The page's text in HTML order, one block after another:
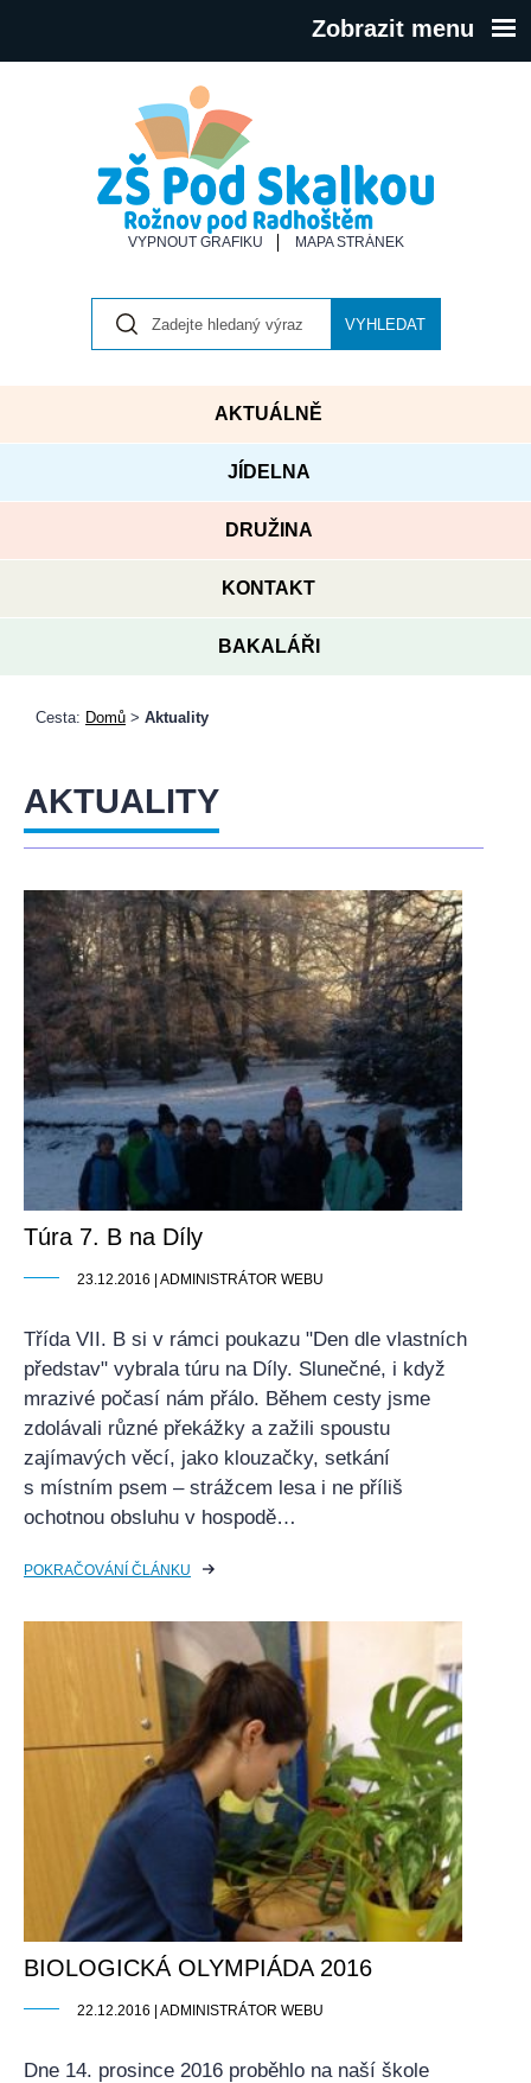
Zobrazit menu
VYPNOUT GRAFIKU MAPA STRÁNEK
VYHLEDAT
AKTUÁLNĚ
JÍDELNA
DRUŽINA
KONTAKT
BAKALÁŘI
Cesta: Domů > Aktuality
AKTUALITY
Túra 7. B na Díly
23.12.2016 | ADMINISTRÁTOR WEBU
Třída VII. B si v rámci poukazu "Den dle vlastních
představ" vybrala túru na Díly. Slunečné, i když
mrazivé počasí nám přálo. Během cesty jsme
zdolávali různé překážky a zažili spoustu
zajímavých věcí, jako klouzačky, setkání
s místním psem – strážcem lesa i ne příliš
ochotnou obsluhu v hospodě…
POKRAČOVÁNÍ ČLÁNKU
BIOLOGICKÁ OLYMPIÁDA 2016
22.12.2016 | ADMINISTRÁTOR WEBU
Dne 14. prosince 2016 proběhlo na naší škole